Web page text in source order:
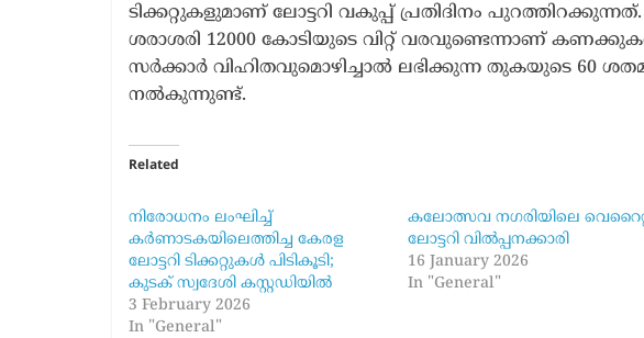
ടിക്കറ്റുകളുമാണ് ലോട്ടറി വകുപ്പ് പ്രതിദിനം
ശരാശരി 12000 കോടിയുടെ വിറ്റ് വരവുണ്ടെന്നാണ്
സർക്കാർ വിഹിതവുമൊഴിച്ചാൽ ലഭിക്കുന്ന തുകയുടെ 60
നൽകുന്നുണ്ട്.
Related
നിരോധനം ലംഘിച്ച്
കർണാടകയിലെത്തിച്ച കേരള
ലോട്ടറി ടിക്കറ്റുകൾ പിടികൂടി;
കുടക് സ്വദേശി കസ്റ്റഡിയിൽ
3 February 2026
In "General"
കലോത്സവ നഗരിയിലെ
ലോട്ടറി വിൽപ്പനക്കാരി
16 January 2026
In "General"